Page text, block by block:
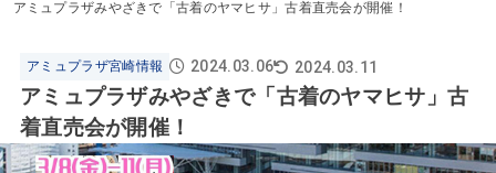
アミュプラザみやざきで「古着のヤマヒサ」古着直売会が開催！
アミュプラザ宮崎情報 2024.03.06 2024.03.11
アミュプラザみやざきで「古着のヤマヒサ」古
着直売会が開催！